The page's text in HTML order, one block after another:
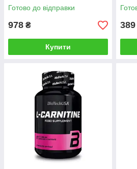
Готово до відправки
978 ₴
Купити
389